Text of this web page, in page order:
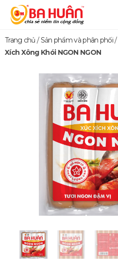
Trang chủ /Sản phẩm và phân phối/
Xích Xông Khói NGON NGON